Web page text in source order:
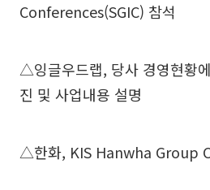
Conferences(SGIC) 참석
△잉글우드랩, 당사 경영현황
진 및 사업내용 설명
△한화, KIS Hanwha Group